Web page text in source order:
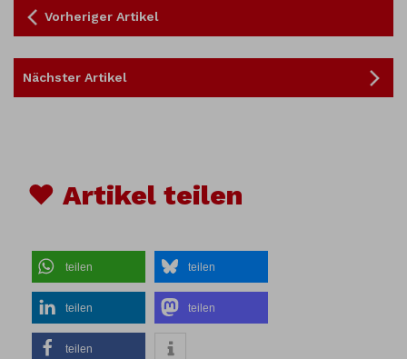
Vorheriger Artikel
Nächster Artikel
♥ Artikel teilen
teilen teilen
teilen teilen
teilen